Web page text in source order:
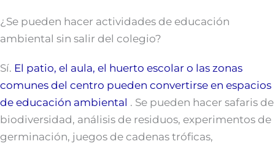
¿Se pueden hacer actividades de educación
ambiental sin salir del colegio?
Sí. El patio, el aula, el huerto escolar o las zonas
comunes del centro pueden convertirse en espacios
de educación ambiental . Se pueden hacer safaris de
biodiversidad, análisis de residuos, experimentos de
germinación, juegos de cadenas tróficas,